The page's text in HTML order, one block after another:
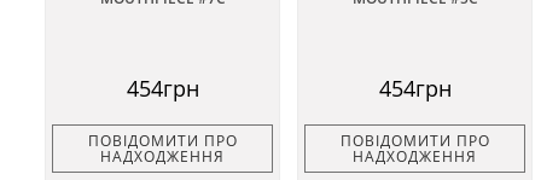
454грн
ПОВІДОМИТИ ПРО
НАДХОДЖЕННЯ
454грн
ПОВІДОМИТИ ПРО
НАДХОДЖЕННЯ